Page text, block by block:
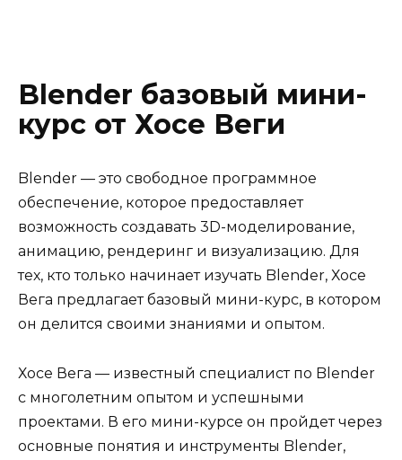
Blender базовый мини-
курс от Хосе Веги
Blender — это свободное программное
обеспечение, которое предоставляет
возможность создавать 3D-моделирование,
анимацию, рендеринг и визуализацию. Для
тех, кто только начинает изучать Blender, Хосе
Вега предлагает базовый мини-курс, в котором
он делится своими знаниями и опытом.
Хосе Вега — известный специалист по Blender
с многолетним опытом и успешными
проектами. В его мини-курсе он пройдет через
основные понятия и инструменты Blender,